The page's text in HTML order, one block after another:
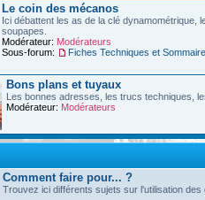
Le coin des mécanos
Ici débattent les as de la clé
soupapes.
Modérateur: Modérateurs
Sous-forum:
Fiches Techniques et
Bons plans et tuyaux
Les bonnes adresses, les trucs techniques,
Modérateur: Modérateurs
Comment faire pour... ?
Trouvez ici différents sujets sur l'utilisation des